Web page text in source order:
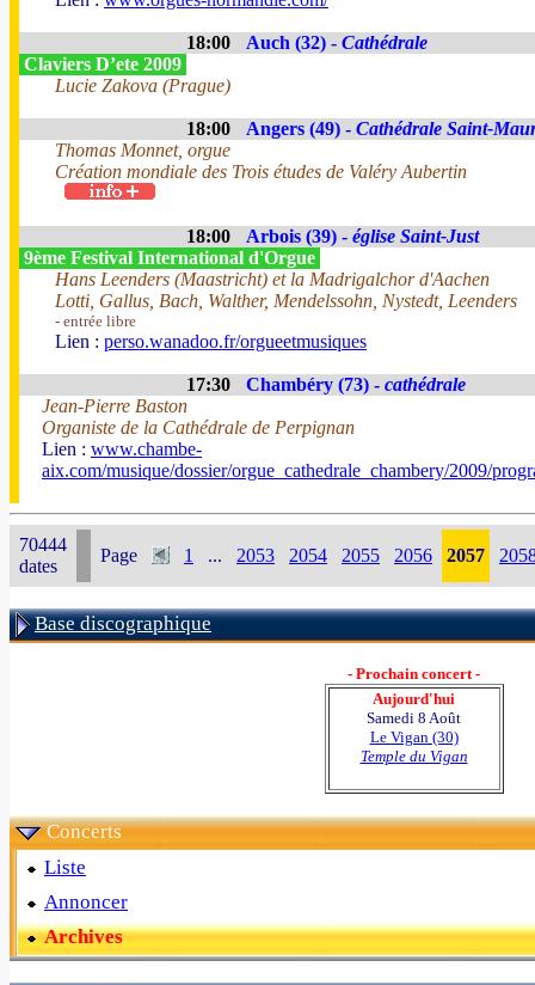
18:00 Auch (32) - Cathédrale
Claviers D’ete 2009
Lucie Zakova (Prague)
18:00 Angers (49) - Cathédrale Saint-
Thomas Monnet, orgue
Création mondiale des Trois études de Valéry Aubertin
18:00 Arbois (39) - église Saint-Just
9ème Festival International d'Orgue
Hans Leenders (Maastricht) et la Madrigalchor d'Aachen
Lotti, Gallus, Bach, Walther, Mendelssohn, Nystedt, Leenders
- entrée libre
Lien : perso.wanadoo.fr/orgueetmusiques
17:30 Chambéry (73) - cathédrale
Jean-Pierre Baston
Organiste de la Cathédrale de Perpignan
Lien : www.chambe-
aix.com/musique/dossier/orgue_cathedrale_chambery/2009/
70444
dates
Page 1 ... 2053 2054 2055 2056 2057
Base discographique
- Prochain concert -
Aujourd'hui
Samedi 8 Août
Le Vigan (30)
Temple du Vigan
Concerts
Liste
Annoncer
Archives